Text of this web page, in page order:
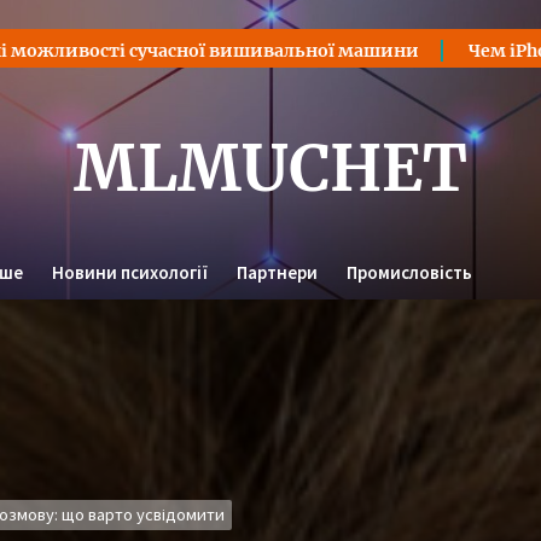
сучасної вишивальної машини Чем iPhone 17 Pro
MLMUCHET
Новини психології Партнери Промисловість
що варто усвідомити